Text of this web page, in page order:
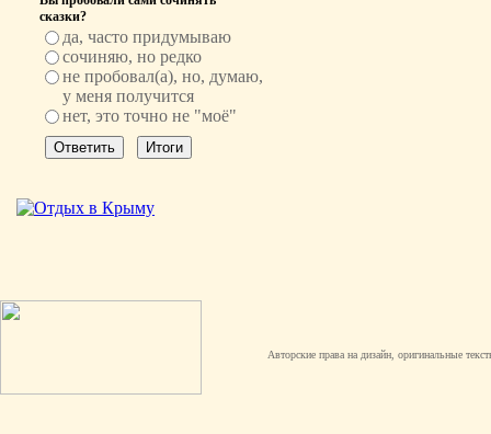
сказки?
да, часто придумываю
сочиняю, но редко
не пробовал(а), но, думаю,
у меня получится
нет, это точно не "моё"
Авторские права на дизайн, оригинальные